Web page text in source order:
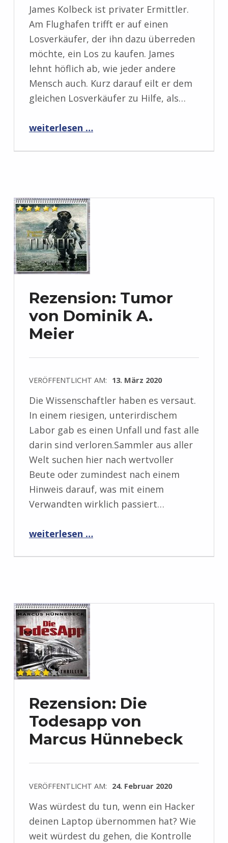
James Kolbeck ist privater Ermittler.
Am Flughafen trifft er auf einen
Losverkäufer, der ihn dazu überreden
möchte, ein Los zu kaufen. James
lehnt höflich ab, wie jeder andere
Mensch auch. Kurz darauf eilt er dem
gleichen Losverkäufer zu Hilfe, als…
“Rezension: Tödliche Gefahr von Hendrik Klein”
weiterlesen …
Rezension: Tumor
von Dominik A.
Meier
VERÖFFENTLICHT AM: 13. März 2020
Die Wissenschaftler haben es versaut.
In einem riesigen, unterirdischem
Labor gab es einen Unfall und fast alle
darin sind verloren.Sammler aus aller
Welt suchen hier nach wertvoller
Beute oder zumindest nach einem
Hinweis darauf, was mit einem
Verwandten wirklich passiert…
“Rezension: Tumor von Dominik A. Meier”
weiterlesen …
Rezension: Die
Todesapp von
Marcus Hünnebeck
VERÖFFENTLICHT AM: 24. Februar 2020
Was würdest du tun, wenn ein Hacker
deinen Laptop übernommen hat? Wie
weit würdest du gehen, die Kontrolle